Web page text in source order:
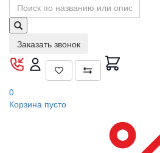
Заказать звонок
0
Корзина пусто